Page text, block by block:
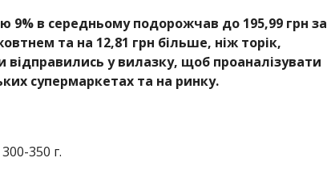
9% в середньому подорожчав до 195,99 грн за
та на 12,81 грн більше, ніж торік,
відправились у вилазку, щоб проаналізувати
супермаркетах та на ринку.
350 г.